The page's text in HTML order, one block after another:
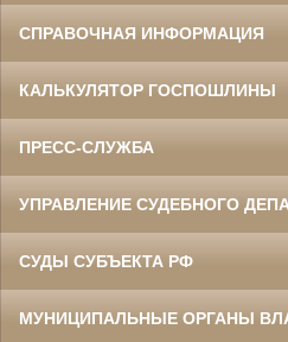
СПРАВОЧНАЯ ИНФОРМАЦИЯ
КАЛЬКУЛЯТОР ГОСПОШЛИНЫ
ПРЕСС-СЛУЖБА
УПРАВЛЕНИЕ СУДЕБНОГО
СУДЫ СУБЪЕКТА РФ
МУНИЦИПАЛЬНЫЕ ОРГАНЫ